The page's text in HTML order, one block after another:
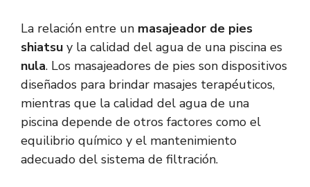
La relación entre un masajeador de pies
shiatsu y la calidad del agua de una piscina es
nula. Los masajeadores de pies son dispositivos
diseñados para brindar masajes terapéuticos,
mientras que la calidad del agua de una
piscina depende de otros factores como el
equilibrio químico y el mantenimiento
adecuado del sistema de filtración.